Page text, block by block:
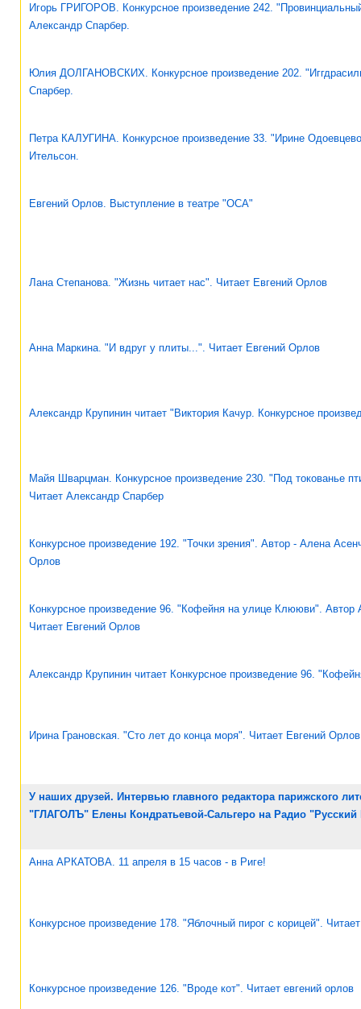
Игорь ГРИГОРОВ. Конкурсное произведение 242.
Александр Спарбер.
Юлия ДОЛГАНОВСКИХ. Конкурсное произведение 202.
Спарбер.
Петра КАЛУГИНА. Конкурсное произведение 33. "Ирине
Ительсон.
Евгений Орлов. Выступление в театре "ОСА"
Лана Степанова. "Жизнь читает нас". Читает Евгений Орлов
Анна Маркина. "И вдруг у плиты...". Читает Евгений Орлов
Александр Крупинин читает "Виктория Качур. Конкурсное
Майя Шварцман. Конкурсное произведение 230. "Под токованье
Читает Александр Спарбер
Конкурсное произведение 192. "Точки зрения". Автор - Алена
Орлов
Конкурсное произведение 96. "Кофейня на улице Клююви". Автор
Читает Евгений Орлов
Александр Крупинин читает Конкурсное произведение 96.
Ирина Грановская. "Сто лет до конца моря". Читает Евгений Орлов
У наших друзей. Интервью главного редактора парижского
"ГЛАГОЛЪ" Елены Кондратьевой-Сальгеро на Радио
Анна АРКАТОВА. 11 апреля в 15 часов - в Риге!
Конкурсное произведение 178. "Яблочный пирог с корицей".
Конкурсное произведение 126. "Вроде кот". Читает евгений орлов